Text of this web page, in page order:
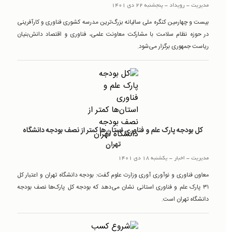
مدیریت-رويداد-پنجشنبه 22 دی 1401
بیست و چهارمین کنگره ملی سالیانه بزرگ‌ترین مدرسه کشوری فناوری و کارآفرینی
در حوزه نظام سلامت با مشارکت معاونت علمی، فناوری و اقتصاد دانش‌بنیان
ریاست جمهوری برگزار می‌شود.
کل بودجه پارک علم و فناوری استان‌ها کمتر از نصف بودجه دانشگاه
تهران
مدیریت-اخبار -یکشنبه 18 دی 1401
معاون فناوری و نوآوری آوری وزارت علوم گفت: بودجه دانشگاه تهران و اعتبار کل
۳۱ پارک‌ علم و فناوری استانی نشان می‌دهد که بودجه کل پارک‌ها نصف بودجه
دانشگاه تهران است.